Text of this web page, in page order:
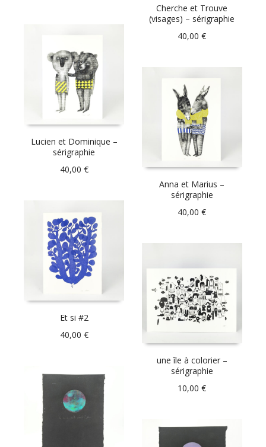
Cherche et Trouve
(visages) – sérigraphie
40,00€
Lucien et Dominique –
sérigraphie
40,00 €
Anna et Marius –
sérigraphie
40,00€
Et si #2
40,00 €
une île à colorier –
sérigraphie
10,00€